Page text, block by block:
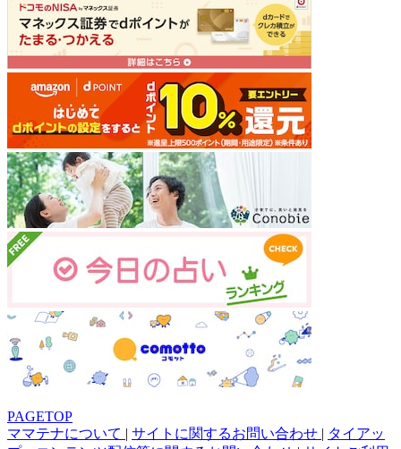
PAGETOP
ママテナについて | サイトに関するお問い合わせ | タイアッ